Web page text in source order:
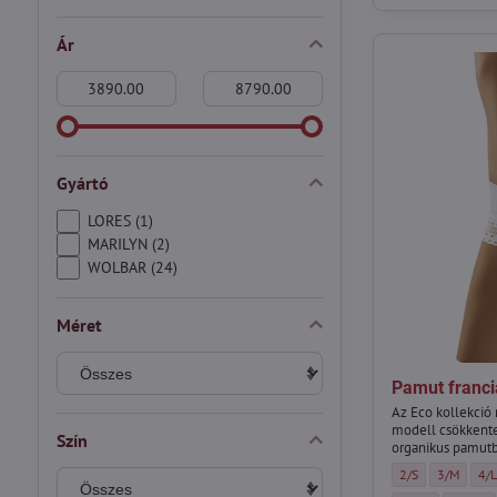
Pamut
Az Eco kollekció
modell
organikus
Pamut francia
2/S Pamut
3/M 4/L
Ár
From:
Gyártó
LORES (1)
MARILYN (2)
WOLBAR (24)
Méret
Szín